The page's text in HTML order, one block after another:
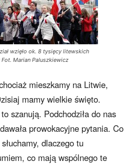
wzięło ok. 8 tysięcy litewskich
Marian Paluszkiewicz
mieszkamy na Litwie,
mamy wielkie święto.
szanują. Podchodziła do nas
prowokacyjne pytania. Co
dlaczego tu
co mają wspólnego te